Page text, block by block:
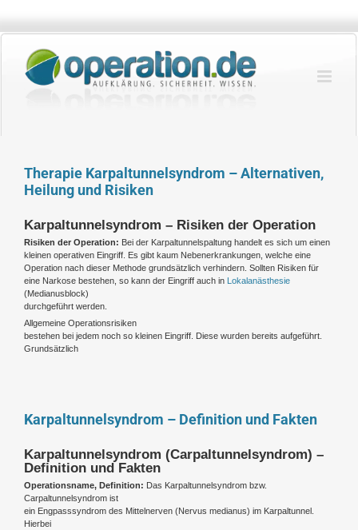
springen
Therapie Karpaltunnelsyndrom – Alternativen,
Heilung und Risiken
Karpaltunnelsyndrom – Risiken der Operation
Risiken der Operation: Bei der Karpaltunnelspaltung handelt es sich um einen
kleinen operativen Eingriff. Es gibt kaum Nebenerkrankungen, welche eine
Operation nach dieser Methode grundsätzlich verhindern. Sollten Risiken für
eine Narkose bestehen, so kann der Eingriff auch in Lokalanästhesie
(Medianusblock)
durchgeführt werden.
Allgemeine Operationsrisiken
bestehen bei jedem noch so kleinen Eingriff. Diese wurden bereits aufgeführt.
Grundsätzlich
Karpaltunnelsyndrom – Definition und Fakten
Karpaltunnelsyndrom (Carpaltunnelsyndrom) –
Definition und Fakten
Operationsname, Definition: Das Karpaltunnelsyndrom bzw.
Carpaltunnelsyndrom ist
ein Engpasssyndrom des Mittelnerven (Nervus medianus) im Karpaltunnel.
Hierbei